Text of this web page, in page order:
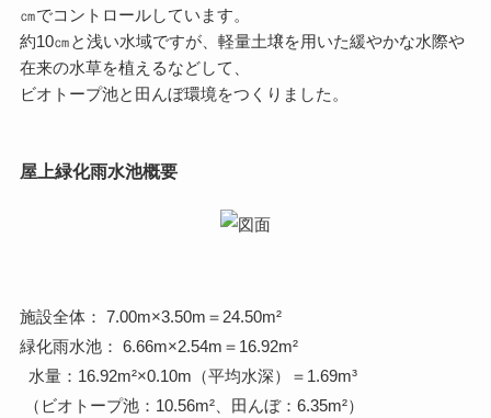
㎝でコントロールしています。
約10㎝と浅い水域ですが、軽量土壌を用いた緩やかな水際や
在来の水草を植えるなどして、
ビオトープ池と田んぼ環境をつくりました。
屋上緑化雨水池概要
施設全体： 7.00m×3.50m＝24.50m²
緑化雨水池： 6.66m×2.54m＝16.92m²
水量：16.92m²×0.10m（平均水深）＝1.69m³
（ビオトープ池：10.56m²、田んぼ：6.35m²）